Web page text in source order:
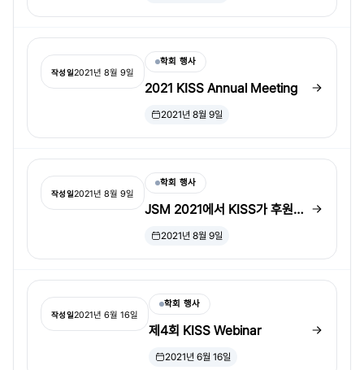
작성일2021년 8월 9일
학회 행사
2021 KISS Annual Meeting
2021년 8월 9일
작성일2021년 8월 9일
학회 행사
JSM 2021에서 KISS가 후원하
는 세션
2021년 8월 9일
작성일2021년 6월 16일
학회 행사
제4회 KISS Webinar
2021년 6월 16일